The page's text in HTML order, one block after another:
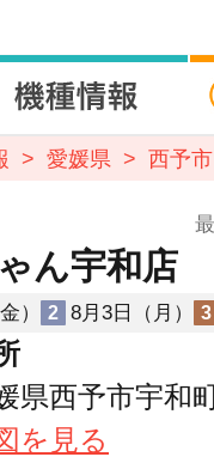
愛媛県 西予市
ん宇和店
） 2 8月3日（月） 3
県西予市宇和
を見る